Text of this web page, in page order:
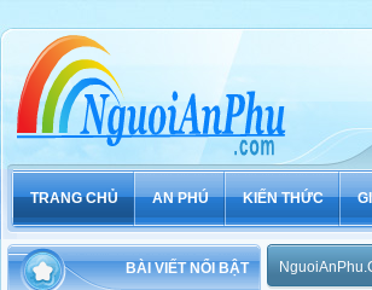
TRANG CHỦ AN PHÚ KIẾN THỨC
BÀI VIẾT NỔI BẬT